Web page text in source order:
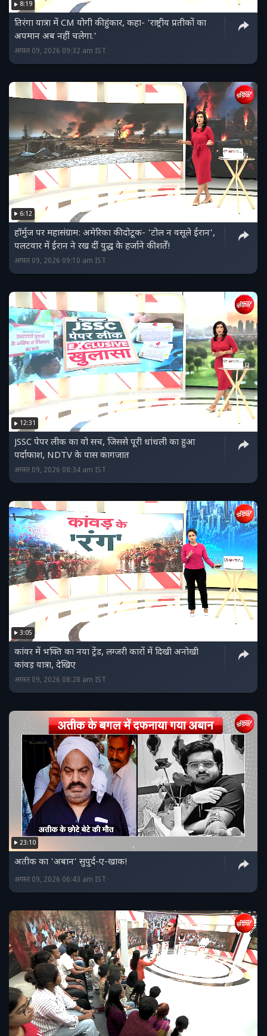
8:19
तिरंगा यात्रा में CM योगी की हुंकार, कहा- 'राष्ट्रीय प्रतीकों का
अपमान अब नहीं चलेगा.'
अगस्त 09, 2026 09:32 am IST
6:12
हॉर्मुज पर महासंग्राम: अमेरिका की दोटूक- 'टोल न वसूले ईरान',
पलटवार में ईरान ने रख दीं युद्ध के हर्जाने की शर्तें!
अगस्त 09, 2026 09:10 am IST
12:31
JSSC पेपर लीक का वो सच, जिससे पूरी धांधली का हुआ
पर्दाफाश, NDTV के पास कागजात
अगस्त 09, 2026 08:34 am IST
3:05
कांवर में भक्ति का नया ट्रेंड, लग्जरी कारों में दिखी अनोखी
कांवड़ यात्रा, देखिए
अगस्त 09, 2026 08:28 am IST
23:10
अतीक का 'अबान' सुपुर्द-ए-खाक!
अगस्त 09, 2026 06:43 am IST